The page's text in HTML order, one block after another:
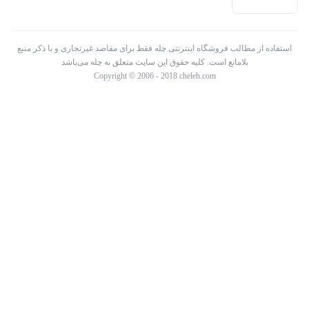
استفاده از مطالب فروشگاه اینترنتی چله فقط برای مقاصد غیرتجاری و با ذکر منبع
بلامانع است. کلیه حقوق این سایت متعلق به چله می‌باشد
Copyright © 2006 - 2018 cheleh.com